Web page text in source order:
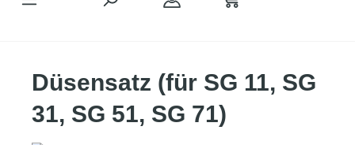
Düsensatz (für SG 11, SG
31, SG 51, SG 71)